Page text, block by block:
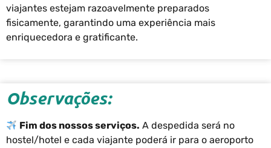
viajantes estejam razoavelmente preparados
fisicamente, garantindo uma experiência mais
enriquecedora e gratificante.
Observações:
Fim dos nossos serviços. A despedida será no
hostel/hotel e cada viajante poderá ir para o aeroporto